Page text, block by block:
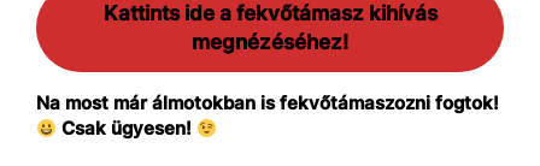
Kattints ide a fekvőtámasz kihívás
megnézéséhez!
Na most már álmotokban is fekvőtámaszozni fogtok!
Csak ügyesen!